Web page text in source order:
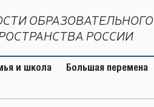
ОБРАЗОВАТЕЛЬНОГО
РОССИИ
и школа Большая перемена